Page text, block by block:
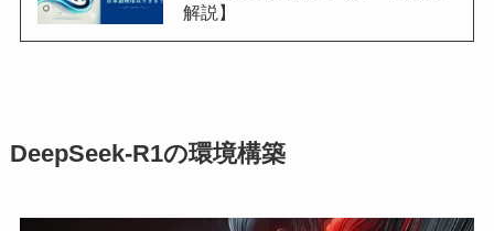
解説】
DeepSeek-R1の環境構築